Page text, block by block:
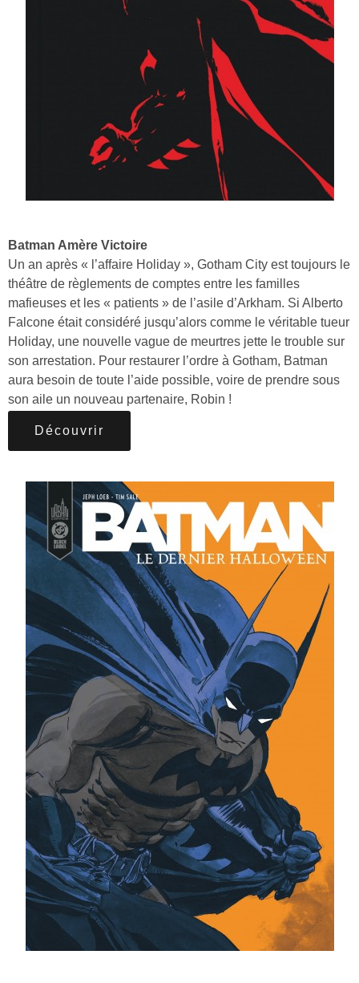
Batman Amère Victoire
Un an après « l’affaire Holiday », Gotham City est toujours le
théâtre de règlements de comptes entre les familles
mafieuses et les « patients » de l’asile d’Arkham. Si Alberto
Falcone était considéré jusqu’alors comme le véritable tueur
Holiday, une nouvelle vague de meurtres jette le trouble sur
son arrestation. Pour restaurer l’ordre à Gotham, Batman
aura besoin de toute l’aide possible, voire de prendre sous
son aile un nouveau partenaire, Robin !
Découvrir